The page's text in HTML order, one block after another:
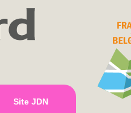
Site JDN